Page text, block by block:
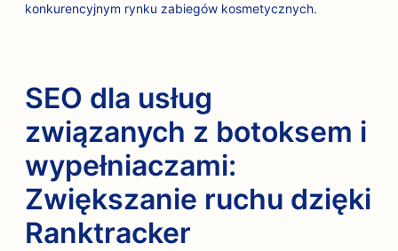
konkurencyjnym rynku zabiegów kosmetycznych.
SEO dla usług
związanych z botoksem i
wypełniaczami:
Zwiększanie ruchu dzięki
Ranktracker